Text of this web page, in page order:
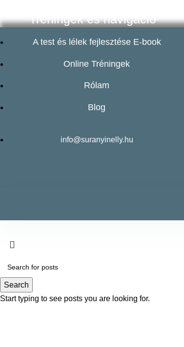
Tréningek és navigáció
A test és lélek fejlesztése E-book
Online Tréningek
Rólam
Blog
info@suranyinelly.hu
Search
Start typing to see posts you are looking for.